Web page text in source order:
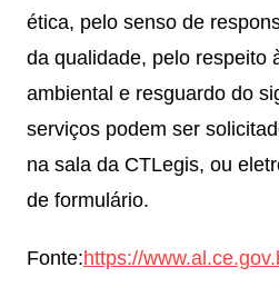
ética, pelo senso de
da qualidade, pelo respeito
ambiental e resguardo do
serviços podem ser
na sala da CTLegis, ou
de formulário.
Fonte:https://